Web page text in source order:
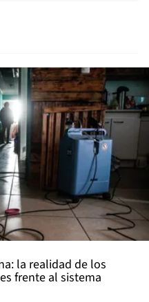
la realidad de los
frente al sistema